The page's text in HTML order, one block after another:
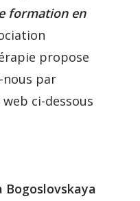
formation en
propose
nous par
ci-dessous
Bogoslovskaya